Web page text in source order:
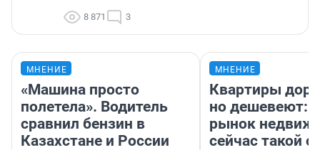
8 871 3
МНЕНИЕ
«Машина просто
полетела». Водитель
сравнил бензин в
Казахстане и России
МНЕНИЕ
Квартиры
но дешевеют:
рынок
сейчас такой